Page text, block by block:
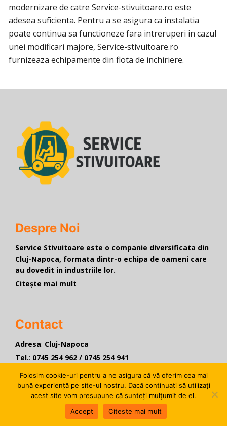
modernizare de catre Service-stivuitoare.ro este
adesea suficienta. Pentru a se asigura ca instalatia
poate continua sa functioneze fara intreruperi in cazul
unei modificari majore, Service-stivuitoare.ro
furnizeaza echipamente din flota de inchiriere.
Despre Noi
Service Stivuitoare este o companie diversificata din
Cluj-Napoca, formata dintr-o echipa de oameni care
au dovedit in industriile lor.
Citește mai mult
Contact
Adresa: Cluj-Napoca
Tel.: 0745 254 962 / 0745 254 941
Program:
L–V 9 AM – 5 PM
Intra si scrie-ne aici
Navigheaza Rapid
Folosim cookie-uri pentru a ne asigura că vă oferim cea mai
bună experiență pe site-ul nostru. Dacă continuați să utilizați
acest site vom presupune că sunteți mulțumit de el.
Accept
Citeste mai mult